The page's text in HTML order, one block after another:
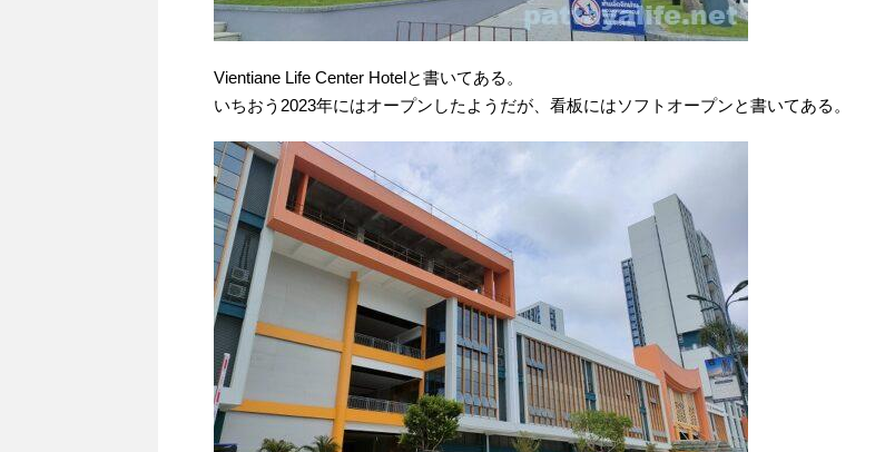
Vientiane Life Center Hotelと書いてある。
いちおう2023年にはオープンしたようだが、看板にはソフトオープンと書いてある。